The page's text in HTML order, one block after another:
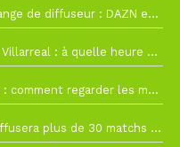
La Liga change de diffuseur : DAZN et Disney+ remplacent beIN Sports !
RC Lens – Villarreal : à quelle heure et sur quelle chaîne voir la finale de la Como Cup ?
Como Cup : comment regarder les matchs du RC Lens en direct ?
Ligue 1+ diffusera plus de 30 matchs amicaux avant la reprise de la Ligue 1